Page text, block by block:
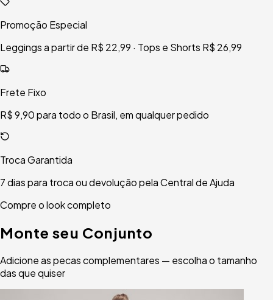
Promoção Especial
Leggings a partir de R$ 22,99 · Tops e Shorts R$ 26,99
Frete Fixo
R$ 9,90 para todo o Brasil, em qualquer pedido
Troca Garantida
7 dias para troca ou devolução pela Central de Ajuda
Compre o look completo
Monte seu Conjunto
Adicione as pecas complementares — escolha o tamanho
das que quiser